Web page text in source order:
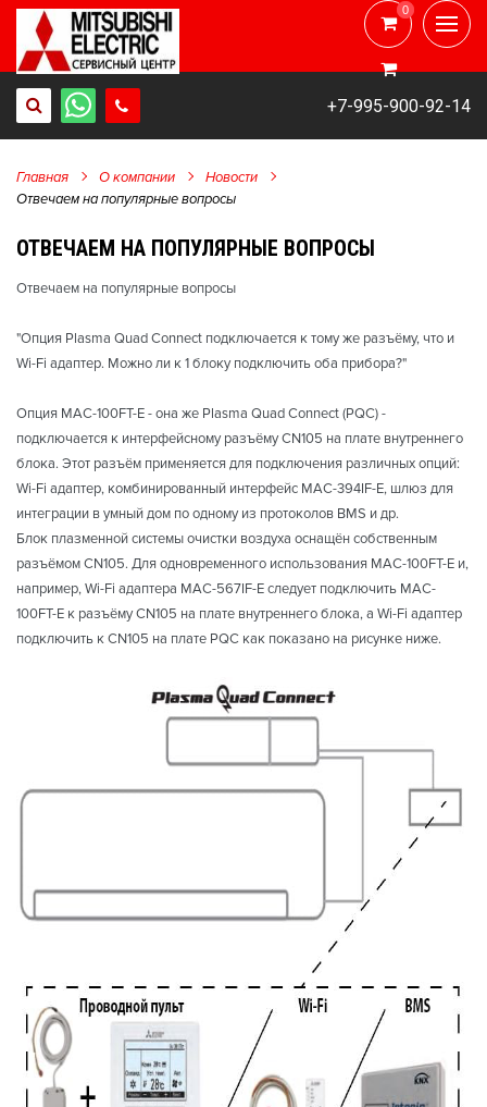
+7-995-900-92-14
0
0
Главная О компании
Новости
Отвечаем на популярные вопросы
ОТВЕЧАЕМ НА ПОПУЛЯРНЫЕ ВОПРОСЫ
Отвечаем на популярные вопросы
"Опция Plasma Quad Connect подключается к тому же разъёму, что и
Wi-Fi адаптер. Можно ли к 1 блоку подключить оба прибора?"
Опция MAC-100FT-E - она же Plasma Quad Connect (PQC) -
подключается к интерфейсному разъёму CN105 на плате внутреннего
блока. Этот разъём применяется для подключения различных опций:
Wi-Fi адаптер, комбинированный интерфейс MAC-394IF-E, шлюз для
интеграции в умный дом по одному из протоколов BMS и др.
Блок плазменной системы очистки воздуха оснащён собственным
разъёмом CN105. Для одновременного использования MAC-100FT-E и,
например, Wi-Fi адаптера MAC-567IF-E следует подключить MAC-
100FT-E к разъёму CN105 на плате внутреннего блока, а Wi-Fi адаптер
подключить к CN105 на плате PQC как показано на рисунке ниже.